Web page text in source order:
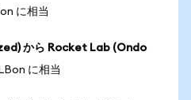
に相当
から Rocket Lab (Ondo
に相当